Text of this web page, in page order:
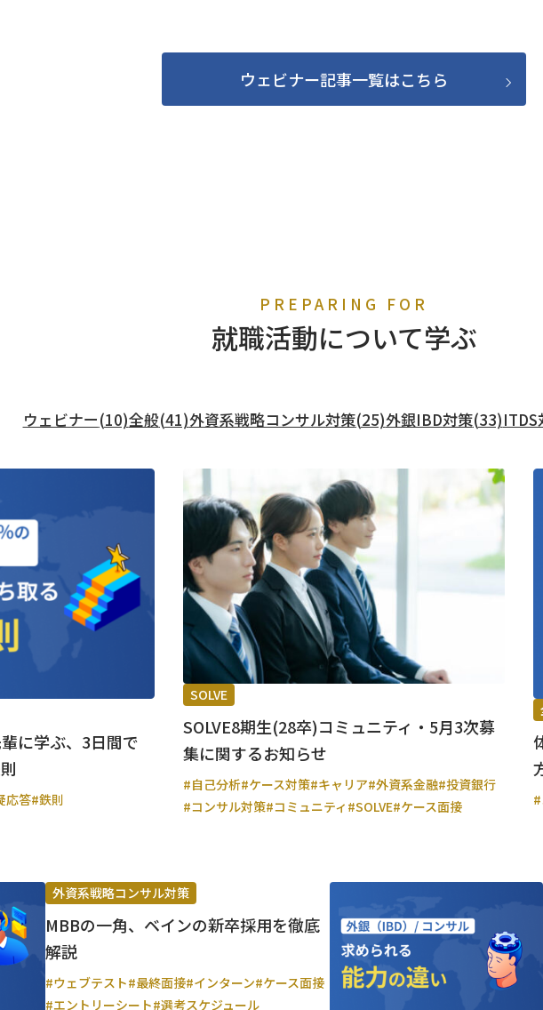
ウェビナー記事一覧はこちら
PREPARING FOR
就職活動について学ぶ
ウェビナー(10)全般(41)外資系戦略コンサル対策(25)外銀IBD対策(33)ITDS
に学ぶ、3日間で
応答#鉄則
SOLVE
SOLVE8期生(28卒)コミュニティ・5月3次募
集に関するお知らせ
#自己分析#ケース対策#キャリア#外資系金融#投資銀行
#コンサル対策#コミュニティ #SOLVE#ケース面接
外資系戦略コンサル対策
MBBの一角、ベインの新卒採用を徹底
解説
#ウェブテスト#最終面接#インターン#ケース面接
#エントリーシート#選考スケジュール